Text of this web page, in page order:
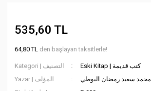
535,60 TL
64,80 TL den başlayan taksitlerle!
Kategori | التصنيف
Eski Kitap | كتب قديمة
Yazar | المؤلف
محمد سعيد رمضان البوطي